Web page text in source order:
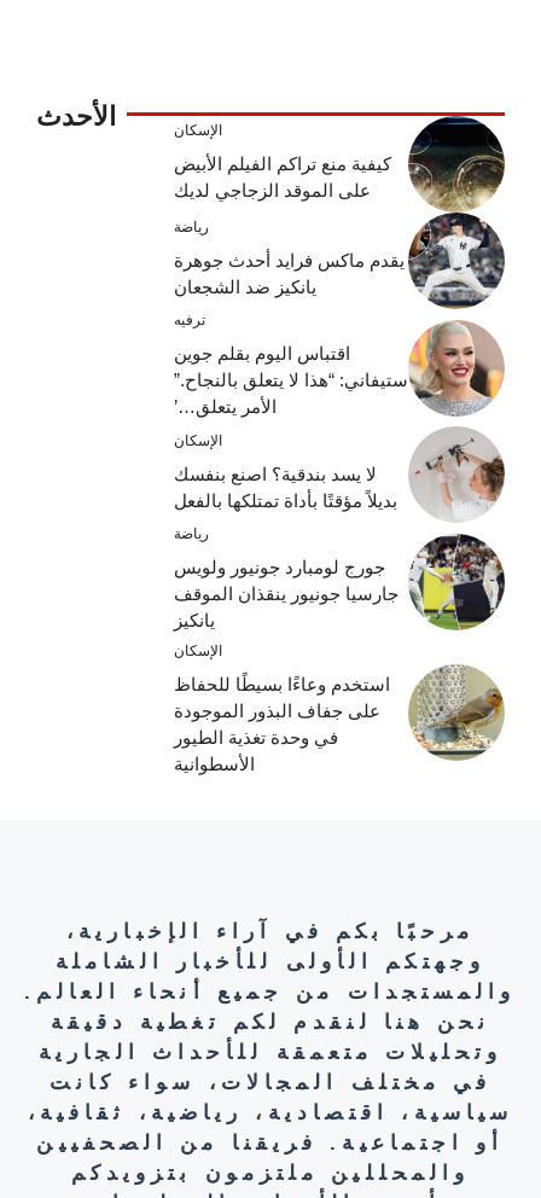
الأحدث الإسكان
كيفية منع تراكم الفيلم الأبيض
على الموقد الزجاجي لديك
رياضة
يقدم ماكس فرايد أحدث جوهرة
يانكيز ضد الشجعان
ترفيه
اقتباس اليوم بقلم جوين
ستيفاني: “هذا لا يتعلق بالنجاح.”
الأمر يتعلق…’
الإسكان
لا يسد بندقية؟ اصنع بنفسك
بديلاً مؤقتًا بأداة تمتلكها بالفعل
رياضة
جورج لومبارد جونيور ولويس
جارسيا جونيور ينقذان الموقف
يانكيز
الإسكان
استخدم وعاءًا بسيطًا للحفاظ
على جفاف البذور الموجودة
في وحدة تغذية الطيور
الأسطوانية
مرحبًا بكم في آراء الإخبارية،
وجهتكم الأولى للأخبار الشاملة
والمستجدات من جميع أنحاء العالم.
نحن هنا لنقدم لكم تغطية دقيقة
وتحليلات متعمقة للأحداث الجارية
في مختلف المجالات، سواء كانت
سياسية، اقتصادية، رياضية، ثقافية،
أو اجتماعية. فريقنا من الصحفيين
والمحللين ملتزمون بتزويدكم